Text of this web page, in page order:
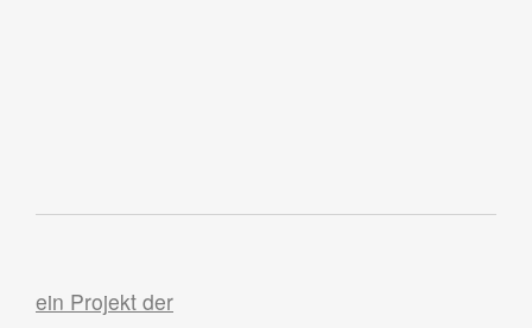
ein Projekt der